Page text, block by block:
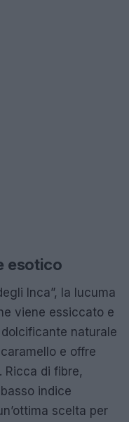
esotico
Inca”, la lucuma
viene essiccato e
naturale
e offre
Ricca di fibre,
indice
scelta per